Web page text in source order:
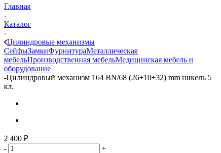
Главная
-
Каталог
-
Цилиндровые механизмы
СейфыЗамкиФурнитураМеталлическая
мебельПроизводственная мебельМедицинская мебель и
оборудование
-Цилиндровый механизм 164 BN/68 (26+10+32) mm никель 5
кл.
2 400 ₽
-
+